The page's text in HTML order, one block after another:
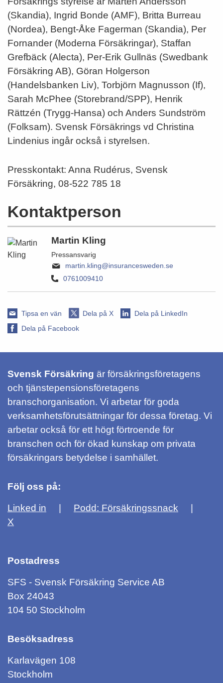
(Skandia), Ingrid Bonde (AMF), Britta Burreau
(Nordea), Bengt-Åke Fagerman (Skandia), Per
Fornander (Moderna Försäkringar), Staffan
Grefbäck (Alecta), Per-Erik Gullnäs (Swedbank
Försäkring AB), Göran Holgerson
(Handelsbanken Liv), Torbjörn Magnusson (If),
Sarah McPhee (Storebrand/SPP), Henrik
Rättzén (Trygg-Hansa) och Anders Sundström
(Folksam). Svensk Försäkrings vd Christina
Lindenius ingår också i styrelsen.
Presskontakt: Anna Rudérus, Svensk
Försäkring, 08-522 785 18
Kontaktperson
Martin Kling
Pressansvarig
martin.kling@insurancesweden.se
0761009410
Tipsa en vän Dela på X
Dela på LinkedIn
Dela på Facebook
Svensk Försäkring är försäkringsföretagens
och tjänstepensionsföretagens
branschorganisation. Vi arbetar för goda
verksamhetsförutsättningar för dessa företag. Vi
arbetar också för ett högt förtroende för
branschen och för ökad kunskap om privata
försäkringars betydelse i samhället.
Följ oss på:
Linked in
Podd: Försäkringssnack
X
Postadress
SFS - Svensk Försäkring Service AB
Box 24043
104 50 Stockholm
Besöksadress
Karlavägen 108
Stockholm